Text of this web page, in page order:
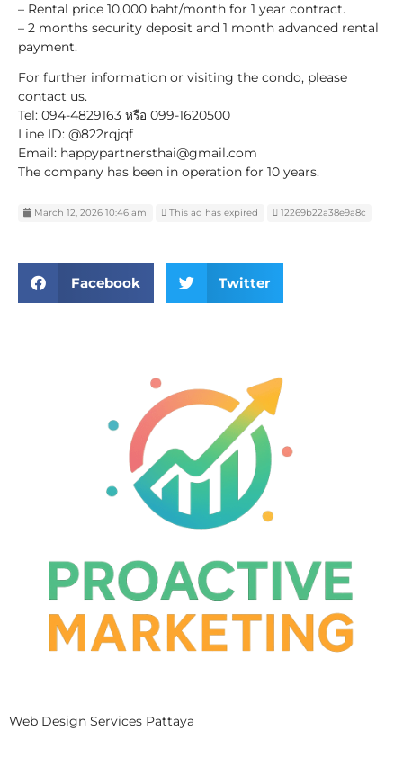
– Rental price 10,000 baht/month for 1 year contract.
– 2 months security deposit and 1 month advanced rental
payment.
For further information or visiting the condo, please
contact us.
Tel: 094-4829163 หรือ 099-1620500
Line ID: @822rqjqf
Email: happypartnersthai@gmail.com
The company has been in operation for 10 years.
March 12, 2026 10:46 am This ad has expired 12269b22a38e9a8c
Facebook Twitter
Web Design Services Pattaya